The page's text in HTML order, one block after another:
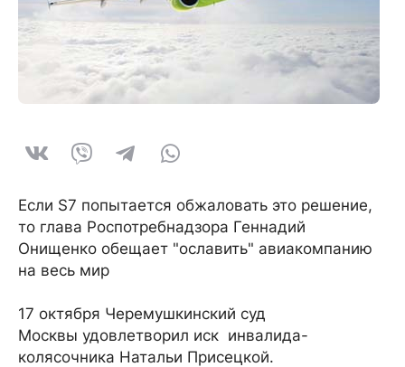
Если S7 попытается обжаловать это решение,
то глава Роспотребнадзора Геннадий
Онищенко обещает "ославить" авиакомпанию
на весь мир
17 октября Черемушкинский суд
Москвы удовлетворил иск инвалида-
колясочника Натальи Присецкой.